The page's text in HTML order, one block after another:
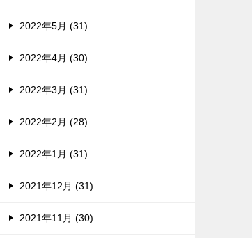
2022年5月 (31)
2022年4月 (30)
2022年3月 (31)
2022年2月 (28)
2022年1月 (31)
2021年12月 (31)
2021年11月 (30)